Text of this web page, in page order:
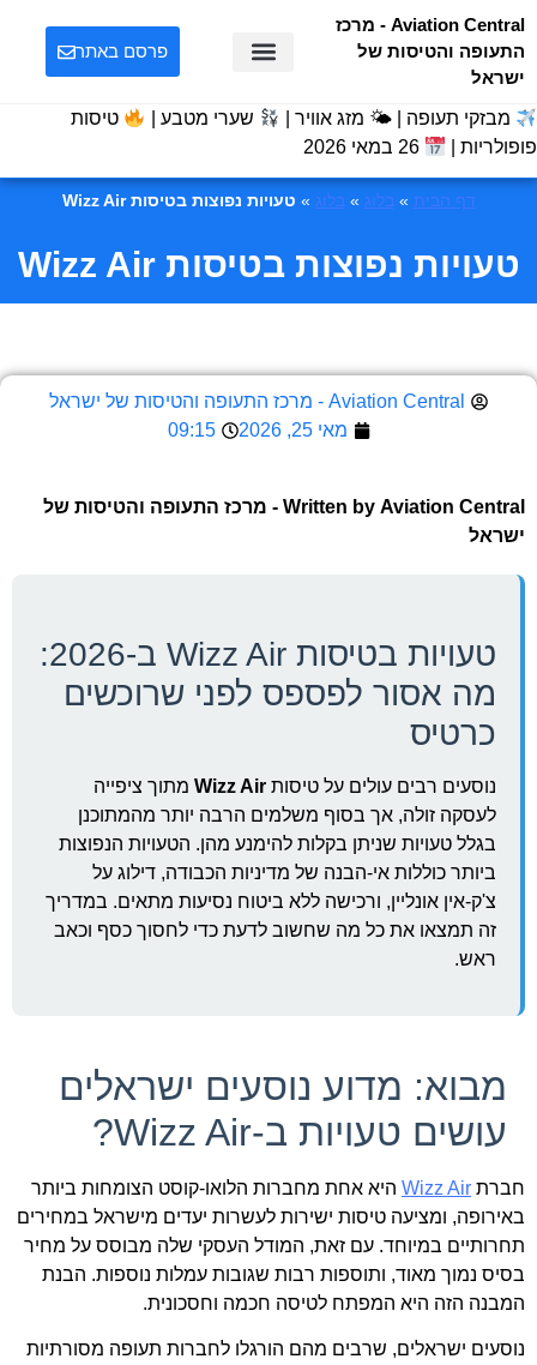
Aviation Central - מרכז
התעופה והטיסות של
ישראל
פרסם באתר
מבזקי תעופה | 🌤 מזג אוויר | שערי מטבע |
טיסות
פופולריות |
26 במאי 2026
דף הבית »בלוג »בלוג » טעויות נפוצות בטיסות Wizz Air
טעויות נפוצות בטיסות Wizz Air
Aviation Central - מרכז התעופה והטיסות של ישראל
מאי 25, 2026
09:15
Written by Aviation Central - מרכז התעופה והטיסות של
ישראל
טעויות בטיסות Wizz Air ב-2026:
מה אסור לפספס לפני שרוכשים
כרטיס
נוסעים רבים עולים על טיסות Wizz Air מתוך ציפייה
לעסקה זולה, אך בסוף משלמים הרבה יותר מהמתוכנן
בגלל טעויות שניתן בקלות להימנע מהן. הטעויות הנפוצות
ביותר כוללות אי-הבנה של מדיניות הכבודה, דילוג על
צ'ק-אין אונליין, ורכישה ללא ביטוח נסיעות מתאים. במדריך
זה תמצאו את כל מה שחשוב לדעת כדי לחסוך כסף וכאב
ראש.
מבוא: מדוע נוסעים ישראלים
עושים טעויות ב-Wizz Air?
חברת Wizz Air היא אחת מחברות הלואו-קוסט הצומחות ביותר
באירופה, ומציעה טיסות ישירות לעשרות יעדים מישראל במחירים
תחרותיים במיוחד. עם זאת, המודל העסקי שלה מבוסס על מחיר
בסיס נמוך מאוד, ותוספות רבות שגובות עמלות נוספות. הבנת
המבנה הזה היא המפתח לטיסה חכמה וחסכונית.
נוסעים ישראלים, שרבים מהם הורגלו לחברות תעופה מסורתיות